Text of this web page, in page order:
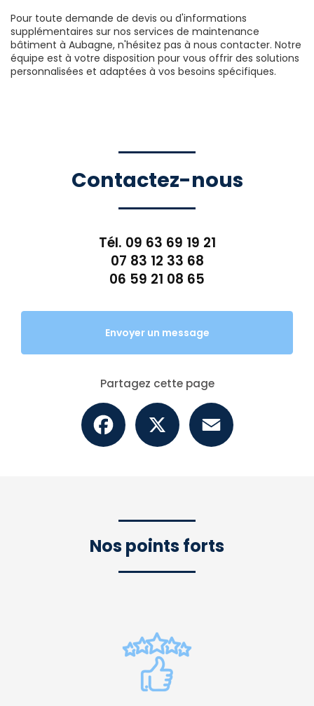
Pour toute demande de devis ou d'informations
supplémentaires sur nos services de maintenance
bâtiment à Aubagne, n'hésitez pas à nous contacter. Notre
équipe est à votre disposition pour vous offrir des solutions
personnalisées et adaptées à vos besoins spécifiques.
Contactez-nous
Tél. 09 63 69 19 21
07 83 12 33 68
06 59 21 08 65
Envoyer un message
Partagez cette page
Facebook
Nos points forts